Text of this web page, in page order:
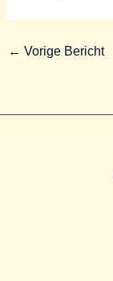
← Vorige Bericht